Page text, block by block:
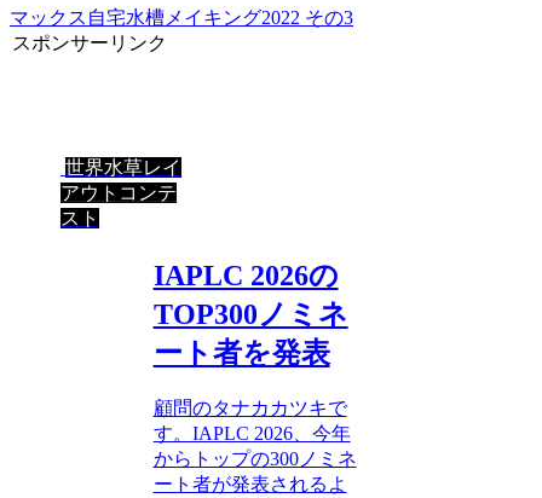
マックス自宅水槽メイキング2022 その3
スポンサーリンク
世界水草レイ
アウトコンテ
スト
IAPLC 2026の
TOP300ノミネ
ート者を発表
顧問のタナカカツキで
す。IAPLC 2026、今年
からトップの300ノミネ
ート者が発表されるよ